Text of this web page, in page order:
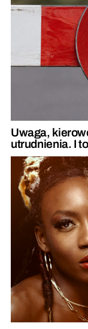
Uwaga,
utrudnienia. I